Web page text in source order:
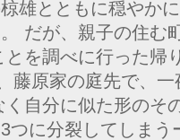
雄とともに穏やか
だが、親子の住む
とを調べに行った帰
藤原家の庭先で、
く自分に似た形のそ
つに分裂してしま